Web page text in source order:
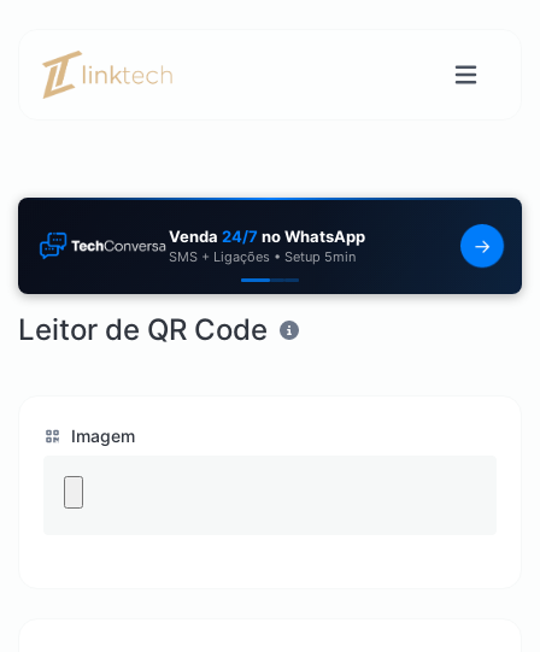
Venda 24/7no WhatsApp
SMS + Ligações • Setup 5min →
Leitor de QR Code
Imagem